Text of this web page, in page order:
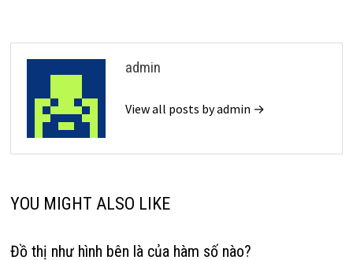
admin
View all posts by admin →
YOU MIGHT ALSO LIKE
Đồ thị như hình bên là của hàm số nào?